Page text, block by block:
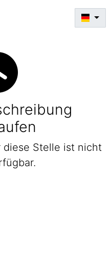
diese Stelle ist nicht